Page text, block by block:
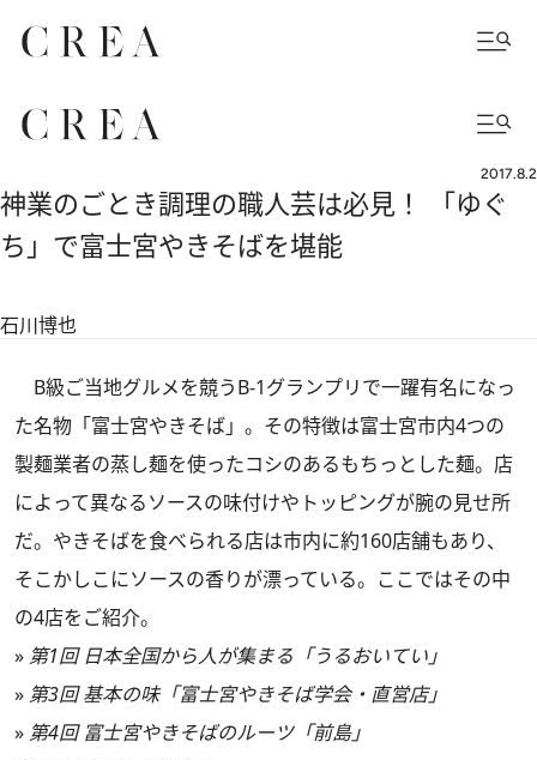
2017.8.2
神業のごとき調理の職人芸は必見！ 「ゆぐ
ち」で富士宮やきそばを堪能
石川博也
B級ご当地グルメを競うB-1グランプリで一躍有名になっ
た名物「富士宮やきそば」。その特徴は富士宮市内4つの
製麺業者の蒸し麺を使ったコシのあるもちっとした麺。店
によって異なるソースの味付けやトッピングが腕の見せ所
だ。やきそばを食べられる店は市内に約160店舗もあり、
そこかしこにソースの香りが漂っている。ここではその中
の4店をご紹介。
» 第1回 日本全国から人が集まる「うるおいてい」
» 第3回 基本の味「富士宮やきそば学会・直営店」
» 第4回 富士宮やきそばのルーツ「前島」